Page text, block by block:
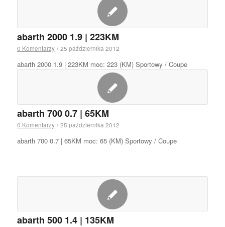
abarth 2000 1.9 | 223KM
0 Komentarzy / 25 października 2012
abarth 2000 1.9 | 223KM moc: 223 (KM) Sportowy / Coupe
abarth 700 0.7 | 65KM
0 Komentarzy / 25 października 2012
abarth 700 0.7 | 65KM moc: 65 (KM) Sportowy / Coupe
abarth 500 1.4 | 135KM